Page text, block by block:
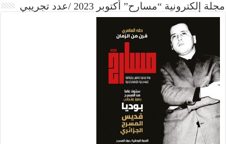
مجلة إلكترونية “مسارح” أكتوبر 2023 /عدد تجريبي